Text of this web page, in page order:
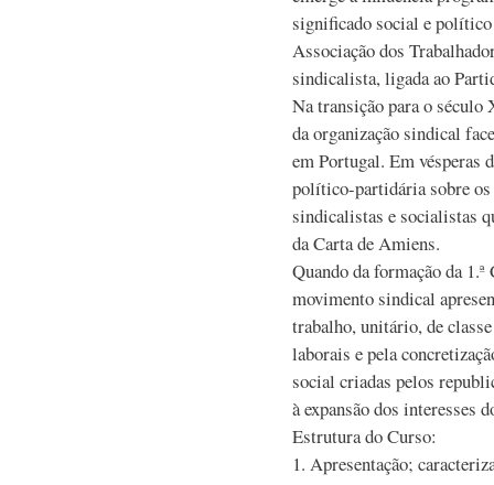
significado social e político
Associação dos
sindicalista, ligada ao
Na transição para o
da organização sindical
em Portugal. Em vésperas
político-partidária sobre os
sindicalistas e socialistas
da Carta de Amiens.
Quando da formação da
movimento sindical
trabalho, unitário, de
laborais e pela
social criadas pelos
à expansão dos interesses
Estrutura do Curso:
1. Apresentação;